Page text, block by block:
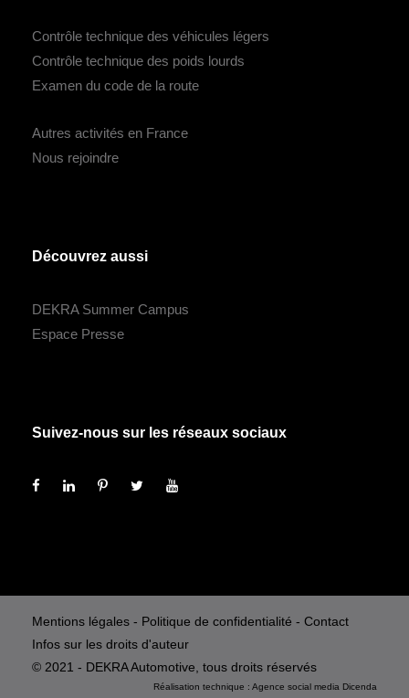
Contrôle technique des véhicules légers
Contrôle technique des poids lourds
Examen du code de la route
Autres activités en France
Nous rejoindre
Découvrez aussi
DEKRA Summer Campus
Espace Presse
Suivez-nous sur les réseaux sociaux
Mentions légales - Politique de confidentialité - Contact
Infos sur les droits d'auteur
© 2021 - DEKRA Automotive, tous droits réservés
Réalisation technique : Agence social media Dicenda